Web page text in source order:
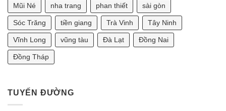
Phong
Thủy
2025]
Mũi Né nha trang phan thiết sài gòn
Sóc Trăng tiền giang Trà Vinh Tây Ninh
Vĩnh Long vũng tàu Đà Lạt Đồng Nai
Đồng Tháp
TUYẾN ĐƯỜNG